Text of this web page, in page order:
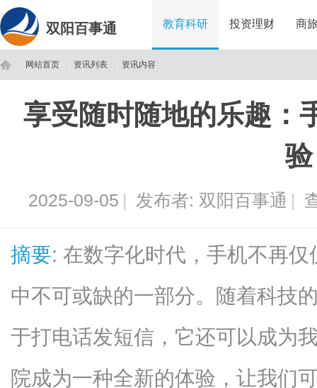
双阳百事通 教育科研 投资理财 商
网站首页
›
资讯列表
›
资讯内容
享受随时随地的乐趣：
验
2025-09-05 | 发布者: 双阳百事通 |
摘要: 在数字化时代，手机不再
中不可或缺的一部分。随着科技
于打电话发短信，它还可以成为
院成为一种全新的体验，让我们